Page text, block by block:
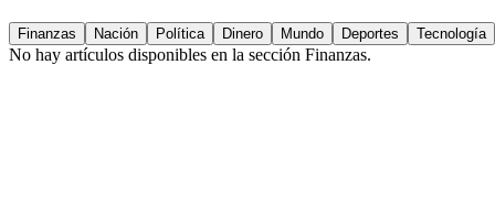
Finanzas Nación Política Dinero Mundo Deportes Tecnología
No hay artículos disponibles en la sección Finanzas.